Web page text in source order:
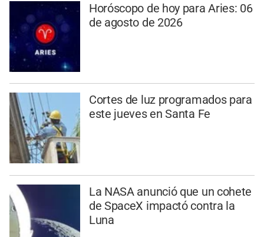
Horóscopo de hoy para Aries: 06
de agosto de 2026
Cortes de luz programados para
este jueves en Santa Fe
La NASA anunció que un cohete
de SpaceX impactó contra la
Luna